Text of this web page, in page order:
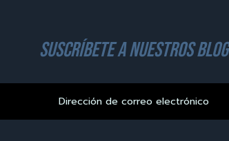
suscríbete a nuestros blog